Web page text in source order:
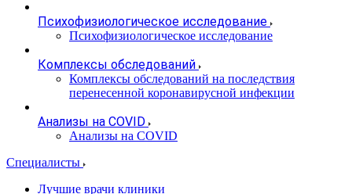
Психофизиологическое исследование
Психофизиологическое исследование
Комплексы обследований
Комплексы обследований на последствия
перенесенной коронавирусной инфекции
Анализы на COVID
Анализы на COVID
Специалисты
Лучшие врачи клиники